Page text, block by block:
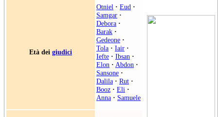
Età dei giudici
Otniel · Eud ·
Samgar ·
Debora ·
Barak ·
Gedeone ·
Tola · Iair ·
Iefte · Ibsan ·
Elon · Abdon ·
Sansone ·
Dalila · Rut ·
Booz · Eli ·
Anna · Samuele